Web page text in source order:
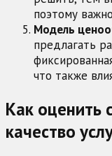
поэтому
Модель
предлагать
что также
Как оценить
качество